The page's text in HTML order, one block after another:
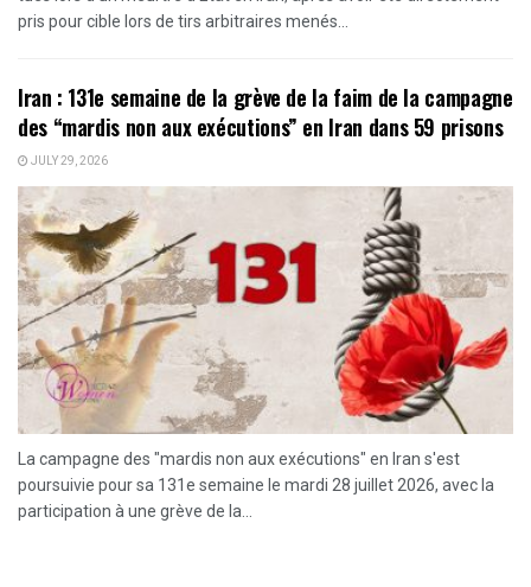
pris pour cible lors de tirs arbitraires menés...
Iran : 131e semaine de la grève de la faim de la campagne
des “mardis non aux exécutions” en Iran dans 59 prisons
JULY 29, 2026
La campagne des "mardis non aux exécutions" en Iran s'est
poursuivie pour sa 131e semaine le mardi 28 juillet 2026, avec la
participation à une grève de la...